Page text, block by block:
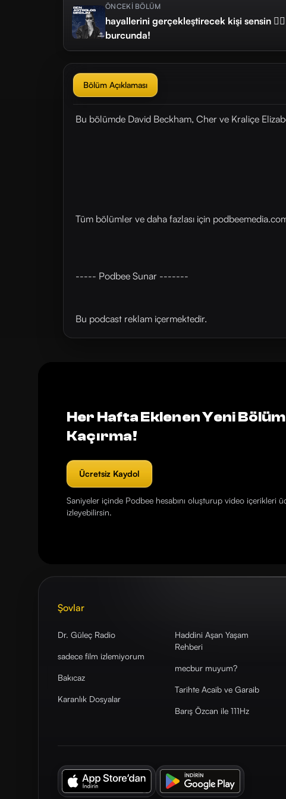
ÖNCEKİ BÖLÜM
hayallerini gerçekleştirecek kişi sensin
burcunda!
Bölüm Açıklaması
Bu bölümde David Beckham, Cher ve Kraliçe
Tüm bölümler ve daha fazlası için
----- Podbee Sunar -------
Bu podcast reklam içermektedir.
Her Hafta Eklenen Yeni
Kaçırma!
Ücretsiz Kaydol
Saniyeler içinde Podbee hesabını oluşturup video içerikleri
izleyebilirsin.
Şovlar
Dr. Güleç Radio
sadece film izlemiyorum
Bakıcaz
Karanlık Dosyalar
Haddini Aşan Yaşam
Rehberi
mecbur muyum?
Tarihte Acaib ve Garaib
Barış Özcan ile 111Hz